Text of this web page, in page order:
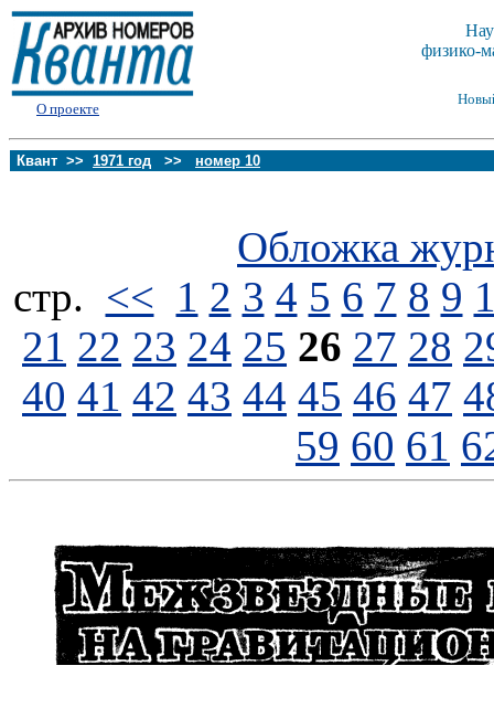
О проекте
физико-
Квант >> 1971 год >> номер 10
Обложка
стp. << 1 2 3 4 5 6 7 8 9
21 22 23 24 25 26 27 28
40 41 42 43 44 45 46 47
59 60 61